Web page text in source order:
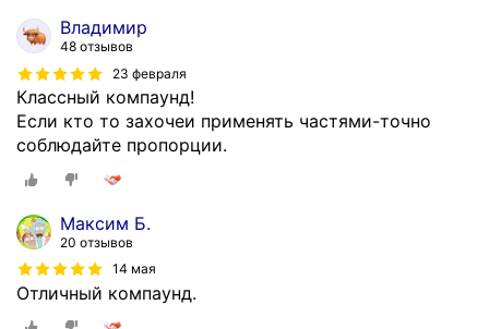
Владимир
48 отзывов
23 февраля
Классный компаунд!
Если кто то захочеи применять частями-точно
соблюдайте пропорции.
Максим Б.
20 отзывов
14 мая
Отличный компаунд.